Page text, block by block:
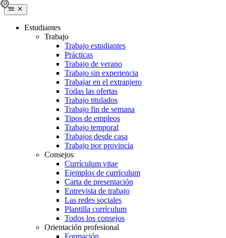
Estudiantes
Trabajo
Trabajo estudiantes
Prácticas
Trabajo de verano
Trabajo sin experiencia
Trabajar en el extranjero
Todas las ofertas
Trabajo titulados
Trabajo fin de semana
Tipos de empleos
Trabajo temporal
Trabajos desde casa
Trabajo por provincia
Consejos
Currículum vitae
Ejemplos de currículum
Carta de presentación
Entrevista de trabajo
Las redes sociales
Plantilla currículum
Todos los consejos
Orientación profesional
Formación